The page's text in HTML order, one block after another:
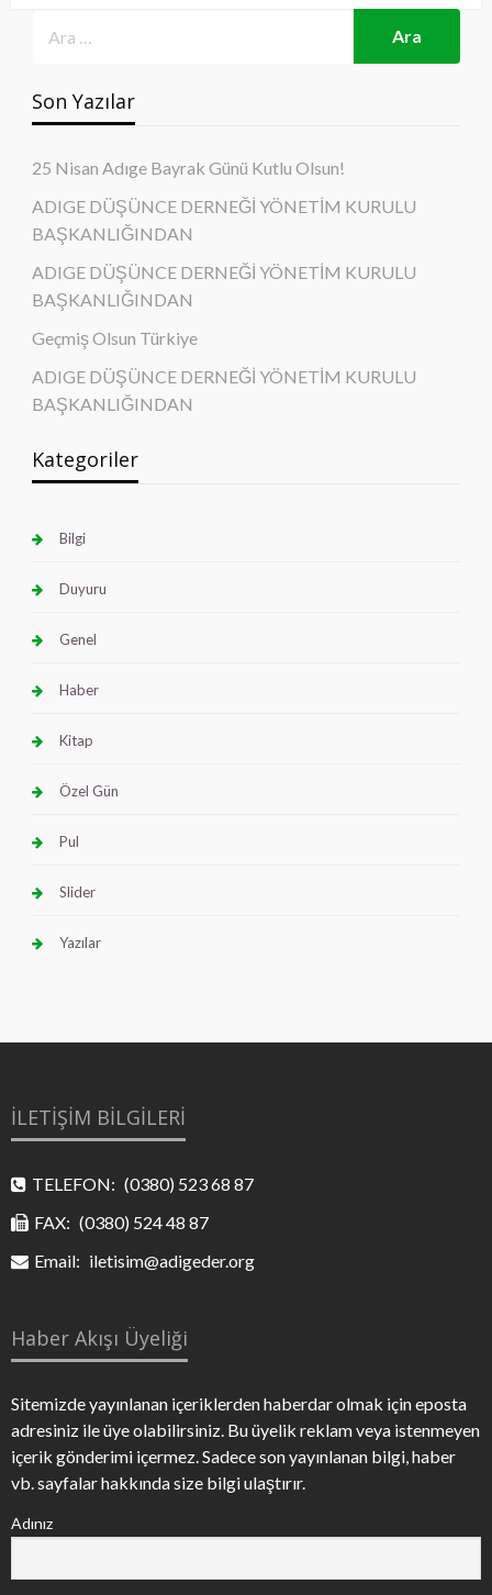
Son Yazılar
25 Nisan Adıge Bayrak Günü Kutlu Olsun!
ADIGE DÜŞÜNCE DERNEĞİ YÖNETİM KURULU
BAŞKANLIĞINDAN
ADIGE DÜŞÜNCE DERNEĞİ YÖNETİM KURULU
BAŞKANLIĞINDAN
Geçmiş Olsun Türkiye
ADIGE DÜŞÜNCE DERNEĞİ YÖNETİM KURULU
BAŞKANLIĞINDAN
Kategoriler
Bilgi
Duyuru
Genel
Haber
Kitap
Özel Gün
Pul
Slider
Yazılar
İLETİŞİM BİLGİLERİ
TELEFON: (0380) 523 68 87
FAX: (0380) 524 48 87
Email: iletisim@adigeder.org
Haber Akışı Üyeliği
Sitemizde yayınlanan içeriklerden haberdar olmak için eposta
adresiniz ile üye olabilirsiniz. Bu üyelik reklam veya istenmeyen
içerik gönderimi içermez. Sadece son yayınlanan bilgi, haber
vb. sayfalar hakkında size bilgi ulaştırır.
Adınız